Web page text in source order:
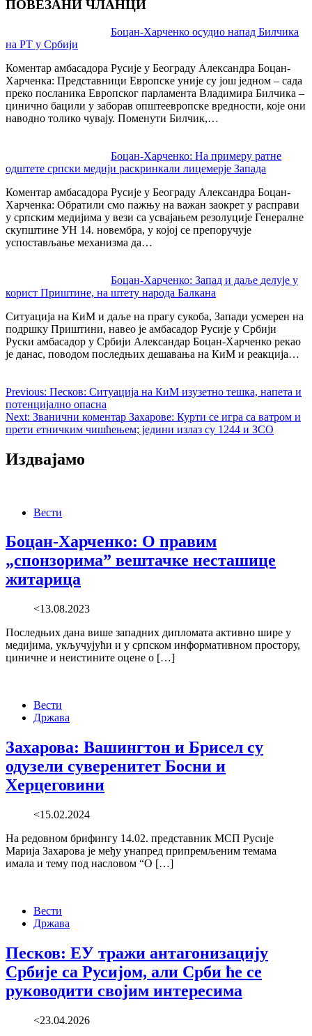
ПОВЕЗАНИ ЧЛАНЦИ
Боцан-Харченко осудио напад Билчика
на РТ у Србији
Коментар амбасадора Русије у Београду Александра Боцан-
Харченка: Представници Европске уније су још једном – сада
преко посланика Европског парламента Владимира Билчика –
цинично бацили у заборав општеевропске вредности, које они
наводно толико чувају. Поменути Билчик,…
Боцан-Харченко: На примеру ратне
одштете српски медији раскринкали лицемерје Запада
Коментар амбасадора Русије у Београду Александра Боцан-
Харченка: Обратили смо пажњу на важан заокрет у расправи
у српским медијима у вези са усвајањем резолуције Генералне
скупштине УН 14. новембра, у којој се препоручује
успостављање механизма да…
Боцан-Харченко: Запад и даље делује у
корист Приштине, на штету народа Балкана
Ситуација на КиМ и даље на прагу сукоба, Запади усмерен на
подршку Приштини, навео је амбасадор Русије у Србији
Руски амбасадор у Србији Александар Боцан-Харченко рекао
је данас, поводом последњих дешавања на КиМ и реакција…
navigation
Previous: Песков: Ситуација на КиМ изузетно тешка, напета и
потенцијално опасна
Next: Званични коментар Захарове: Курти се игра са ватром и
прети етничким чишћењем; једини излаз су 1244 и ЗСО
Издвајамо
Вести
Боцан-Харченко: О правим
„спонзорима” вештачке несташице
житарица
<13.08.2023
Последњих дана више западних дипломата активно шире у
медијима, укључујући и у српском информативном простору,
циничне и неистините оцене о […]
Вести
Држава
Захарова: Вашингтон и Брисел су
одузели суверенитет Босни и
Херцеговини
<15.02.2024
На редовном брифингу 14.02. представник МСП Русије
Марија Захарова је међу унапред припремљеним темама
имала и тему под насловом “О […]
Вести
Држава
Песков: ЕУ тражи антагонизацију
Србије са Русијом, али Срби ће се
руководити својим интересима
<23.04.2026